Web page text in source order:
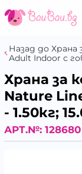
Назад до Храна
Adult Indoor с
Храна за
Nature
- 1.50кг;
АРТ.№: 128680